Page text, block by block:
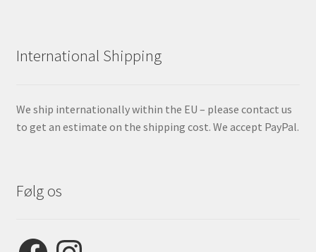
International Shipping
We ship internationally within the EU – please contact us
to get an estimate on the shipping cost. We accept PayPal.
Følg os
FacebookInstagram